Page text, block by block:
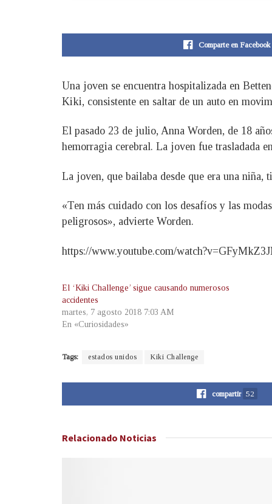
Comparte en Facebook
Una joven se encuentra hospitalizada en
Kiki, consistente en saltar de un auto en
El pasado 23 de julio, Anna Worden, de 18
hemorragia cerebral. La joven fue trasladada
La joven, que bailaba desde que era una niña,
«Ten más cuidado con los desafíos y las
peligrosos», advierte Worden.
https://www.youtube.com/
El ‘Kiki Challenge’ sigue causando numerosos
accidentes
martes, 7 agosto 2018 7:03 AM
En «Curiosidades»
Tags: estados unidos Kiki Challenge
compartir 52
Relacionado Noticias